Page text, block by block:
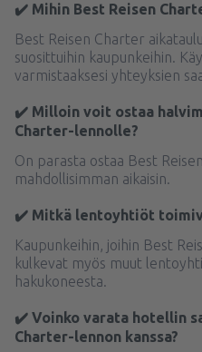
✔️ Mihin Best Reisen
Best Reisen Charter
suosittuihin kaupunkeihin.
varmistaaksesi yhteyksien
✔️ Milloin voit ostaa
Charter-lennolle?
On parasta ostaa Best
mahdollisimman aikaisin.
✔️ Mitkä lentoyhtiöt
Kaupunkeihin, joihin Best
kulkevat myös muut
hakukoneesta.
✔️ Voinko varata hotellin
Charter-lennon kanssa?